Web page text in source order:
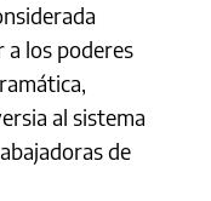
los poderes
al sistema
de